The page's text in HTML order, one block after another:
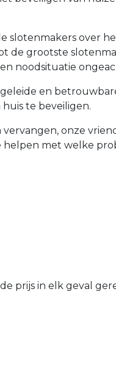
slotenmakers over
de grootste
noodsituatie
en
te beveiligen.
onze
met welke
prijs in elk geval